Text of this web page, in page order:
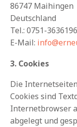
86747 Maihingen
Deutschland
Tel.: 0751-3636196
E-Mail:
3. Cookies
Die Internetseiten
Cookies sind
Internetbrowser
abgelegt und